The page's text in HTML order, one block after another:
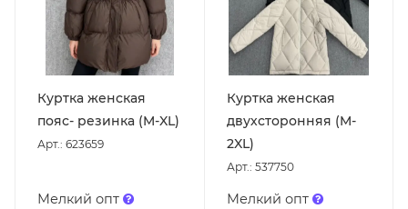
Куртка женская
пояс- резинка (M-XL)
Арт.: 623659
Мелкий опт
Куртка женская
двухсторонняя (M-
2XL)
Арт.: 537750
Мелкий опт